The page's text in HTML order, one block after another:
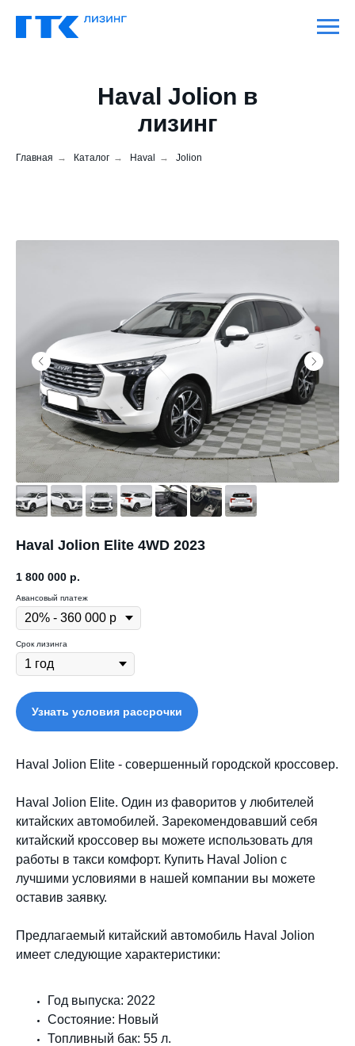
Haval Jolion в
лизинг
Главная → Каталог → Haval → Jolion
Haval Jolion Elite 4WD 2023
1 800 000 р.
Авансовый платеж
Срок лизинга
Узнать условия рассрочки
Haval Jolion Elite - совершенный городской кроссовер.
Haval Jolion Elite. Один из фаворитов у любителей
китайских автомобилей. Зарекомендовавший себя
китайский кроссовер вы можете использовать для
работы в такси комфорт. Купить Haval Jolion с
лучшими условиями в нашей компании вы можете
оставив заявку.
Предлагаемый китайский автомобиль Haval Jolion
имеет следующие характеристики:
Год выпуска: 2022
Состояние: Новый
Топливный бак: 55 л.